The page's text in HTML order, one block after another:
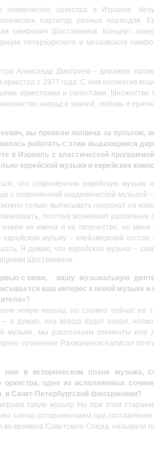
знаменитого оркестра в Израиле,
партитур разных периодов.
симфония Шостаковича. Концерт
петербургского и московского
Александр Дмитриев – дирижер,
с 1977 года. С ним коллектив
оркестрами и солистами. Множество
множество наград и званий, любовь и
вы провели полвека за пультом,
работать с этим выдающимся
в Израиль с классической
еврейской музыки и еврейских
что современную еврейскую музыку
с современной академической
только выписывать напрокат на
поэтому возникают
их имена и их творчество, но
музыку – клейзмерский
Я думаю, что еврейская музыка –
Шостаковича.
с вами, вашу музыкальную
ваш интерес к новой музыке
новую музыку, но сложно сейчас ее
– я думаю, она всегда будет новая,
музыке, мы распознаем элементы
сочинение Рахманинов написал
в историческом плане музыка,
оркестра, одно из исполняемых
в Санкт-Петербургской филармонии?
такую музыку. Но при этом
слегка осторожничаем при
во времена Советского Союза, называли